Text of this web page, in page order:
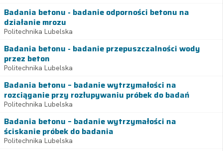
Badania betonu - badanie odporności betonu na
działanie mrozu
Politechnika Lubelska
Badania betonu - badanie przepuszczalności wody
przez beton
Politechnika Lubelska
Badania betonu – badanie wytrzymałości na
rozciąganie przy rozłupywaniu próbek do badań
Politechnika Lubelska
Badania betonu – badanie wytrzymałości na
ściskanie próbek do badania
Politechnika Lubelska